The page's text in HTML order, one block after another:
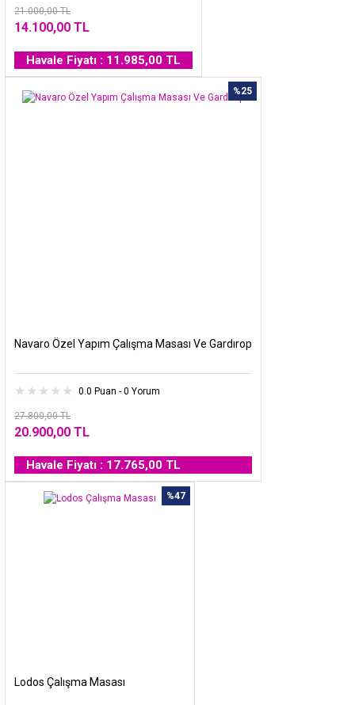
21.000,00 TL
14.100,00 TL
Havale Fiyatı : 11.985,00 TL
%25
Navaro Özel Yapım Çalışma Masası Ve Gardırop
0.0 Puan - 0 Yorum
27.800,00 TL
20.900,00 TL
Havale Fiyatı : 17.765,00 TL
%47
Lodos Çalışma Masası